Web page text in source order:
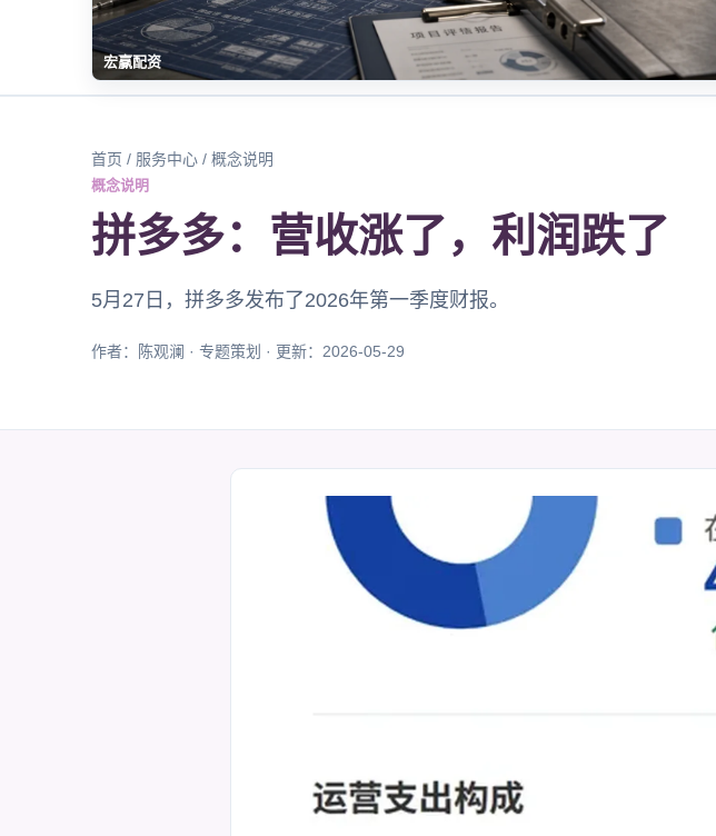
宏赢配资
首页 / 服务中心 / 概念说明
概念说明
拼多多：营收涨了，利润跌了
5月27日，拼多多发布了2026年第一季度财报。
作者：陈观澜 · 专题策划 · 更新：2026-05-29